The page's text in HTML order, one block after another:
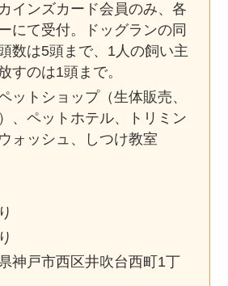
インズカード会員のみ、各
にて受付。ドッグランの同
数は5頭まで、1人の飼い主
すのは1頭まで。
ットショップ（生体販売、
、ペットホテル、トリミン
ォッシュ、しつけ教室
神戸市西区井吹台西町1丁